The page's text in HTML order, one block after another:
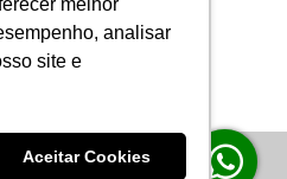
melhor
analisar
site e
Aceitar Cookies
3771-0620
Experience